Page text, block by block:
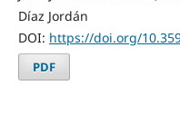
Díaz Jordán
DOI: https://doi.org/
PDF